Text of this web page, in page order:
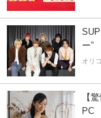
ー”
オリ
【
PC